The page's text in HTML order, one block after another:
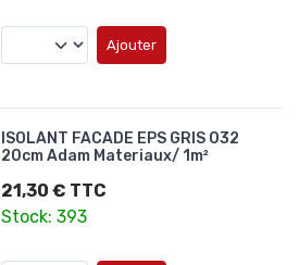
Ajouter
ISOLANT FACADE EPS GRIS 032
20cm Adam Materiaux/ 1m²
21,30 € TTC
Stock: 393